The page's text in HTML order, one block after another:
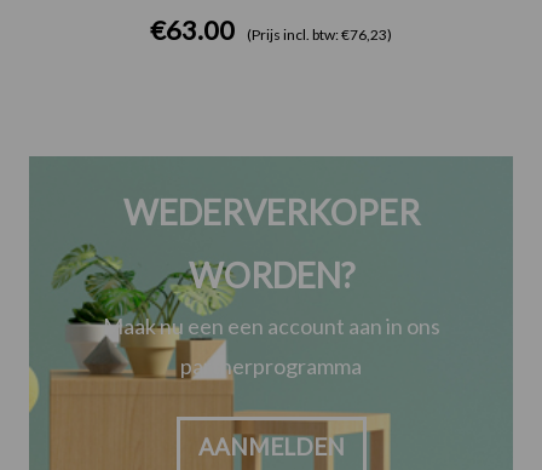
€63.00 (Prijs incl. btw: €76,23)
WEDERVERKOPER
WORDEN?
Maak nu een een account aan in ons
partnerprogramma
AANMELDEN